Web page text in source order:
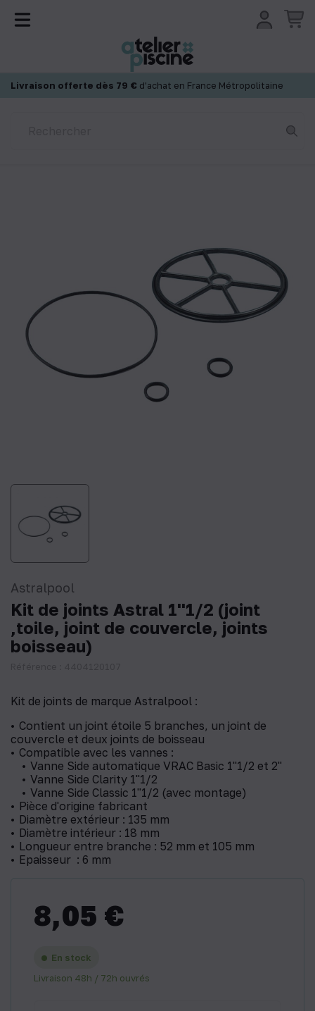
Livraison offerte dès 79 € d'achat en France Métropolitaine
Astralpool
Kit de joints Astral 1''1/2 (joint
‚toile, joint de couvercle, joints
boisseau)
Kit de joints de marque Astralpool :
Contient un joint étoile 5 branches, un joint de
couvercle et deux joints de boisseau
Compatible avec les vannes :
Vanne Side automatique VRAC Basic 1"1/2 et 2"
Vanne Side Clarity 1"1/2
Vanne Side Classic 1"1/2 (avec montage)
Pièce d'origine fabricant
Diamètre extérieur : 135 mm
Diamètre intérieur : 18 mm
Longueur entre branche : 52 mm et 105 mm
Epaisseur : 6 mm
8,05 €
En stock
Livraison 48h / 72h ouvrés